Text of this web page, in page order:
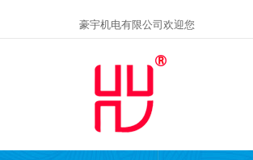
豪宇机电有限公司欢迎您